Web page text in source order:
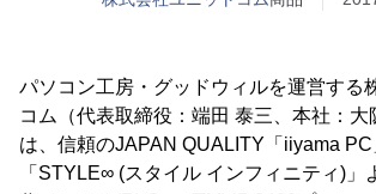
パソコン工房・グッドウィルを運営する
コム（代表取締役：端田 泰三、本社：大
は、信頼のJAPAN QUALITY「iiyama PC
「STYLE∞ (スタイル インフィニティ)」